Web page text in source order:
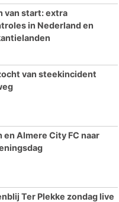
van start: extra
in Nederland en
van steekincident
en Almere City FC naar
Ter Plekke zondag live